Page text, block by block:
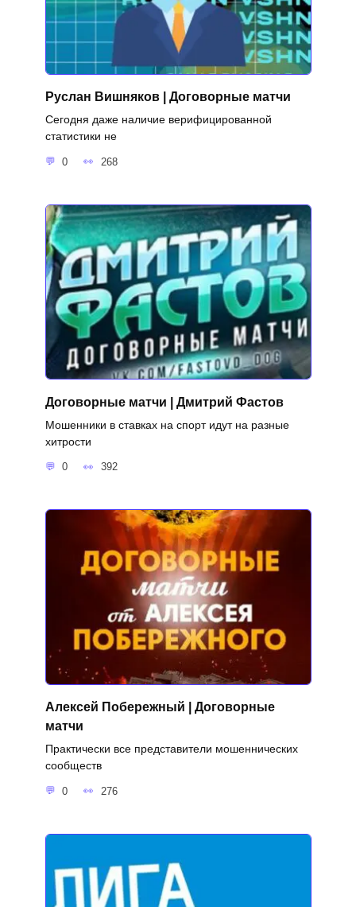
Руслан Вишняков | Договорные матчи
Сегодня даже наличие верифицированной
статистики не
0 268
Договорные матчи | Дмитрий Фастов
Мошенники в ставках на спорт идут на разные
хитрости
0 392
Алексей Побережный | Договорные
матчи
Практически все представители мошеннических
сообществ
0 276